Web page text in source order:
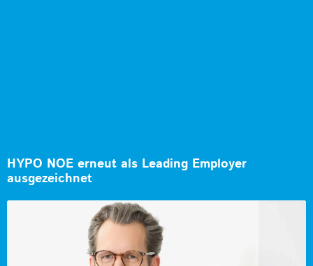
HYPO NOE erneut als Leading Employer
ausgezeichnet